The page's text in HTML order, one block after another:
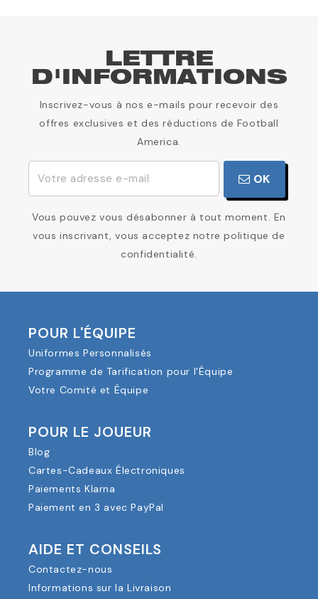
LETTRE
D'INFORMATIONS
Inscrivez-vous à nos e-mails pour recevoir des
offres exclusives et des réductions de Football
America.
OK
Vous pouvez vous désabonner à tout moment. En
vous inscrivant, vous acceptez notre politique de
confidentialité.
POUR L'ÉQUIPE
Uniformes Personnalisés
Programme de Tarification pour l'Équipe
Votre Comité et Équipe
POUR LE JOUEUR
Blog
Cartes-Cadeaux Électroniques
Paiements Klarna
Paiement en 3 avec PayPal
AIDE ET CONSEILS
Contactez-nous
Informations sur la Livraison